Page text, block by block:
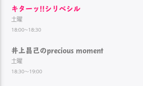
キターッ!!シリベシル
土曜
18:00~18:30
井上昌己のprecious moment
土曜
18:30～19:00